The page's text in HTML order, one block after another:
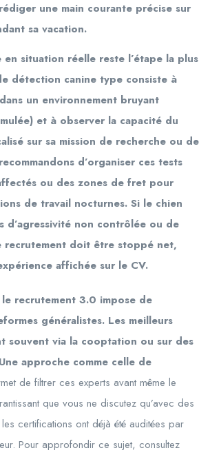
une main courante précise sur
sa vacation.
en situation réelle reste l’étape la plus
détection canine type consiste à
un environnement bruyant
et à observer la capacité du
sur sa mission de recherche ou de
d’organiser ces tests
ou des zones de fret pour
de travail nocturnes. Si le chien
d’agressivité non contrôlée ou de
recrutement doit être stoppé net,
affichée sur le CV.
recrutement 3.0 impose de
généralistes. Les meilleurs
souvent via la cooptation ou sur des
approche comme celle de
de filtrer ces experts avant même le
que vous ne discutez qu’avec des
certifications ont déjà été auditées par
Pour approfondir ce sujet, consultez